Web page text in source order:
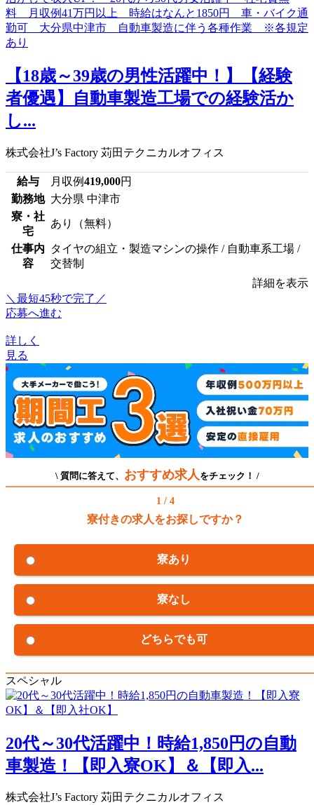
【18歳～39歳の男性活躍中！】【経験
者優遇】自動車製造工場での経験活か
し...
株式会社J’s Factory 苅田テクニカルオフィス
給与 月収例419,000円
勤務地 大分県 中津市
寮・社
宅
あり（無料）
仕事内
容
タイヤの組立・製造マシンの操作 / 自動車系工場 /
交替制
詳細を表示
＼最短45秒で完了／
応募へ進む
詳しく
見る
\ 質問に答えて、 おすすめ求人 をチェック！ /
1 / 4
寮付きの求人をお探しですか？
寮あり
寮なし
どちらでも可
スペシャル
20代～30代活躍中！時給1,850円の自動
車製造！【即入寮OK】＆【即入...
株式会社J’s Factory 苅田テクニカルオフィス